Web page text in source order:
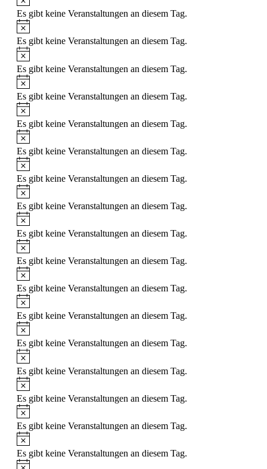
Es gibt keine Veranstaltungen an diesem Tag.
Hinweis
Es gibt keine Veranstaltungen an diesem Tag.
Hinweis
Es gibt keine Veranstaltungen an diesem Tag.
Hinweis
Es gibt keine Veranstaltungen an diesem Tag.
Hinweis
Es gibt keine Veranstaltungen an diesem Tag.
Hinweis
Es gibt keine Veranstaltungen an diesem Tag.
Hinweis
Es gibt keine Veranstaltungen an diesem Tag.
Hinweis
Es gibt keine Veranstaltungen an diesem Tag.
Hinweis
Es gibt keine Veranstaltungen an diesem Tag.
Hinweis
Es gibt keine Veranstaltungen an diesem Tag.
Hinweis
Es gibt keine Veranstaltungen an diesem Tag.
Hinweis
Es gibt keine Veranstaltungen an diesem Tag.
Hinweis
Es gibt keine Veranstaltungen an diesem Tag.
Hinweis
Es gibt keine Veranstaltungen an diesem Tag.
Hinweis
Es gibt keine Veranstaltungen an diesem Tag.
Hinweis
Es gibt keine Veranstaltungen an diesem Tag.
Hinweis
Es gibt keine Veranstaltungen an diesem Tag.
Hinweis